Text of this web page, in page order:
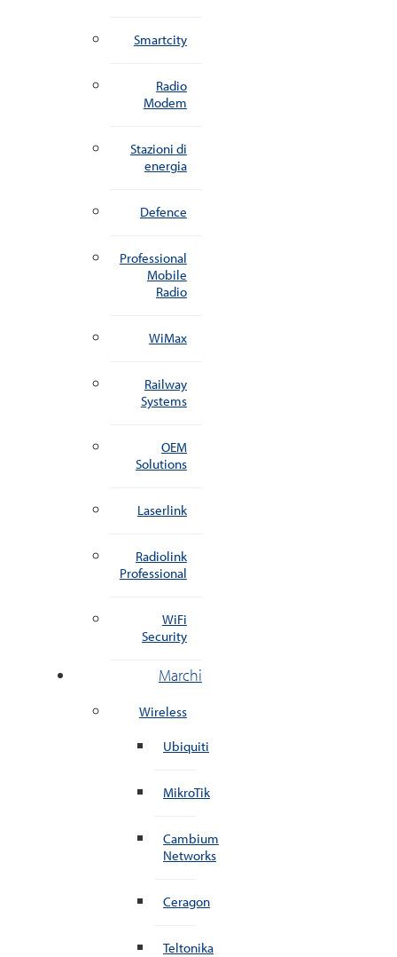
Smartcity
Radio
Modem
Stazioni di
energia
Defence
Professional
Mobile
Radio
WiMax
Railway
Systems
OEM
Solutions
Laserlink
Radiolink
Professional
WiFi
Security
Marchi
Wireless
Ubiquiti
MikroTik
Cambium
Networks
Ceragon
Teltonika